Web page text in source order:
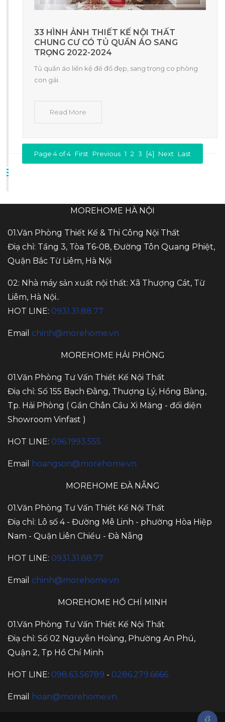
33 HÌNH ẢNH THIẾT KẾ NỘI THẤT
CHUNG CƯ CÓ TỦ QUẦN ÁO SANG
TRỌNG 2022-2024
Tủ quần áo liền kệ để đồ đẹp, sang trọng co phòng
con gái.
Read More
Page 4 of 4 First Previous 1 2 3 [4] Next Last
MOREHOME HÀ NỘI
01.Văn Phòng Thiết Kế & Thi Công Nội Thất
Điạ chỉ: Tầng 3, Tòa T6-08, Đường Tôn Quang Phiệt,
Quận Bắc Từ Liêm, Hà Nội
02: Nhà máy sản xuất nội thất: Xã Thượng Cát, Từ
Liêm, Hà Nội..
HOT LINE: 0931.31.88.77
Email chinh@morehome.vn
MOREHOME HẢI PHÒNG
01.Văn Phòng Tư Vấn Thiết Kế Nội Thất
Điạ chỉ: Số 155 Bạch Đằng, Thượng Lý, Hồng Bàng,
Tp. Hải Phòng ( Gần Chân Cầu Xi Măng - đối diện
Showroom Vinfast )
HOT LINE: 096.1993.555
Email hoangson@morehome.vn
MOREHOME ĐÀ NẴNG
01.Văn Phòng Tư Vấn Thiết Kế Nội Thất
Điạ chỉ: Lô số 4 - Đường Mê Linh - phường Hòa Hiệp
Nam - Quận Liên Chiểu - Đà Nẵng
HOT LINE: 0931.31.88.77
Email chinh@morehome.vn
MOREHOME HỒ CHÍ MINH
01.Văn Phòng Tư Vấn Thiết Kế Nội Thất
Điạ chỉ: Số 02 Nguyễn Hoàng, Phường An Phú,
Quận 2, Tp Hồ Chí Minh
HOT LINE: 098.63.56789 - 0286.279.6666
Email hoan@morehome.vn